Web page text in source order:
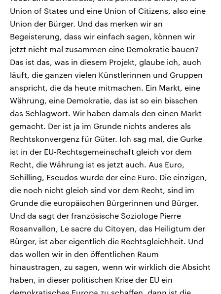
Union of States und eine Union of Citizens, also eine
Union der Bürger. Und das merken wir an
Begeisterung, dass wir einfach sagen, können wir
jetzt nicht mal zusammen eine Demokratie bauen?
Das ist das, was in diesem Projekt, glaube ich, auch
läuft, die ganzen vielen Künstlerinnen und Gruppen
anspricht, die da heute mitmachen. Ein Markt, eine
Währung, eine Demokratie, das ist so ein bisschen
das Schlagwort. Wir haben damals den einen Markt
gemacht. Der ist ja im Grunde nichts anderes als
Rechtskonvergenz für Güter. Ich sag mal, die Gurke
ist in der EU-Rechtsgemeinschaft gleich vor dem
Recht, die Währung ist es jetzt auch. Aus Euro,
Schilling, Escudos wurde der eine Euro. Die einzigen,
die noch nicht gleich sind vor dem Recht, sind im
Grunde die europäischen Bürgerinnen und Bürger.
Und da sagt der französische Soziologe Pierre
Rosanvallon, Le sacre du Citoyen, das Heiligtum der
Bürger, ist aber eigentlich die Rechtsgleichheit. Und
das wollen wir in den öffentlichen Raum
hinaustragen, zu sagen, wenn wir wirklich die Absicht
haben, in dieser politischen Krise der EU ein